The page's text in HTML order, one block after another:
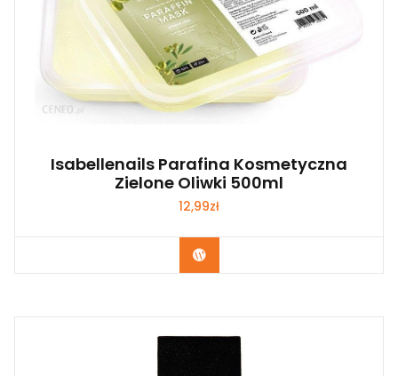
Isabellenails Parafina Kosmetyczna
Zielone Oliwki 500ml
12,99zł
Zobacz